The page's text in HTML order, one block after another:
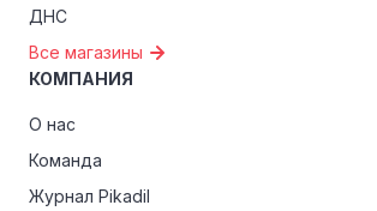
ДНС
Все магазины
КОМПАНИЯ
О нас
Команда
Журнал Pikadil